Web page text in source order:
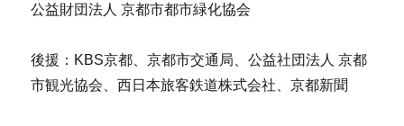
公益財団法人 京都市都市緑化協会
後援：KBS京都、京都市交通局、公益社団法人 京都
市観光協会、西日本旅客鉄道株式会社、京都新聞